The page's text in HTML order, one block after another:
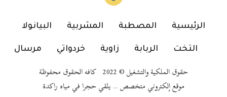
الرئيسية المصطبة المشربية البيانولا
التخت الربابة زاوية خردواتي مرسال
حقوق الملكية والتشغيل © 2022 كافه الحقوق محفوظة
موقع إلكتروني متخصص .. يلقي حجرا في مياه راكدة